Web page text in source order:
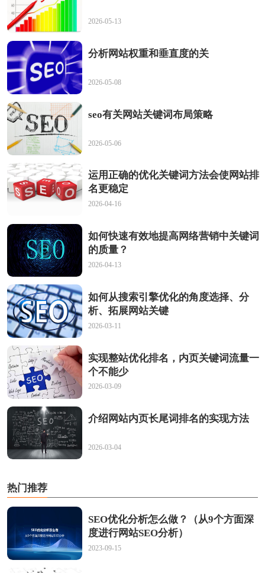
2026-05-13
分析网站权重和垂直度的关
2026-05-08
seo有关网站关键词布局策略
2026-05-06
运用正确的优化关键词方法会使网站排
名更稳定
2026-04-16
如何快速有效地提高网络营销中关键词
的质量？
2026-04-13
如何从搜索引擎优化的角度选择、分
析、拓展网站关键
2026-03-11
实现整站优化排名，内页关键词流量一
个不能少
2026-03-09
介绍网站内页长尾词排名的实现方法
2026-03-04
热门推荐
SEO优化分析怎么做？（从9个方面深
度进行网站SEO分析）
2023-09-15